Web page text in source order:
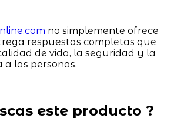
no simplemente ofrece
respuestas completas que
de vida, la seguridad y la
a las personas.
este producto ?